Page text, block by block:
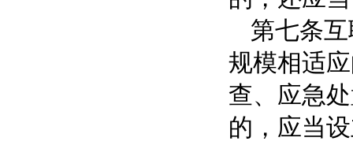
第七条
规模相适
查、应急
的，应当